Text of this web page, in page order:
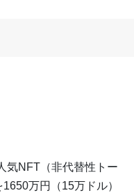
気NFT（非代替性トー
万円（15万ドル）